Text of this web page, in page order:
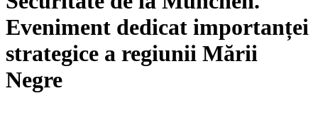
Eveniment dedicat importanței
strategice a regiunii Mării
Negre